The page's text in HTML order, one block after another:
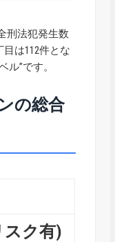
刑法犯発生数
は112件とな
ル”です。
の総合
スク有)